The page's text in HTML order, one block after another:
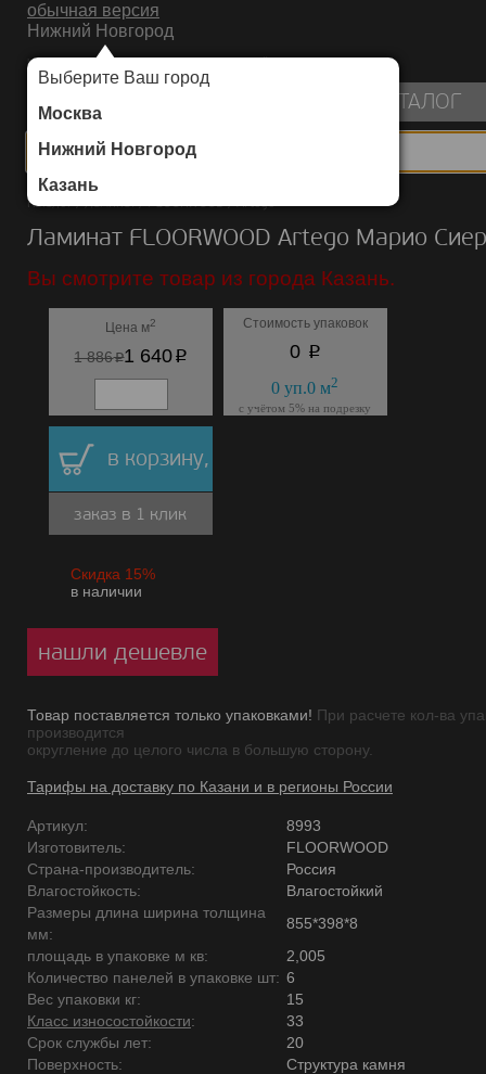
обычная версия
Нижний Новгород
Выберите Ваш город
Москва
Нижний Новгород
Казань
ИНТЕРНЕТ-МАГАЗИН НАПОЛЬНЫХ ПОКРЫТИЙ
КАТАЛОГ
Каталог/Ламинат/FLOORWOOD/Artego
Ламинат FLOORWOOD Artego Марио
Вы смотрите товар из города Казань.
Цена м2
1 886p1 640p
Стоимость упаковок
0 p
0 уп.0 м2
с учётом 5% на подрезку
в корзину,
заказ в 1 клик
Скидка 15%
в наличии
нашли дешевле
Товар поставляется только упаковками! При расчете кол-ва
производится
округление до целого числа в большую сторону.
Тарифы на доставку по Казани и в регионы России
Артикул:
8993
Изготовитель:
FLOORWOOD
Страна-производитель:
Россия
Влагостойкость:
Влагостойкий
Размеры длина ширина толщина
мм:
855*398*8
площадь в упаковке м кв:
2,005
Количество панелей в упаковке шт: 6
Вес упаковки кг:
15
Класс износостойкости:
33
Срок службы лет:
20
Поверхность:
Структура камня